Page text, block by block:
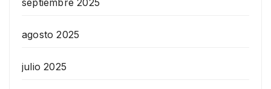
septiembre 2025
agosto 2025
julio 2025